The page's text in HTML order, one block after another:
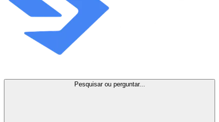
Pesquisar ou perguntar...